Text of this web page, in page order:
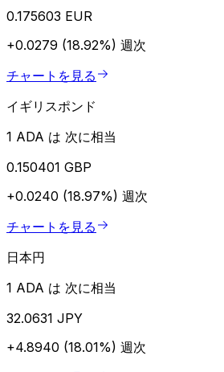
0.175603 EUR
+0.0279 (18.92%) 週次
チャートを見る
イギリスポンド
1 ADA は 次に相当
0.150401 GBP
+0.0240 (18.97%) 週次
チャートを見る
日本円
1 ADA は 次に相当
32.0631 JPY
+4.8940 (18.01%) 週次